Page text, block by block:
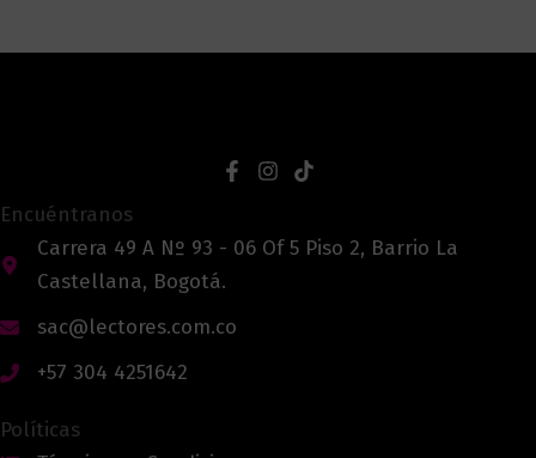
Encuéntranos
Carrera 49 A Nº 93 - 06 Of 5 Piso 2, Barrio La
Castellana, Bogotá.
sac@lectores.com.co
+57 304 4251642
Políticas